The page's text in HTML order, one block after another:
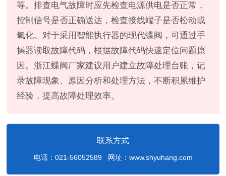
等。排查电气故障时应先检查电源供电是否正常，
控制信号是否正确送达，检查接线端子是否松动或
氧化。对于采用智能执行器的现代蝶阀，可通过手
操器读取故障代码，根据故障代码快速定位问题原
因。浙江蝶阀厂家建议用户建立故障处理台账，记
录故障现象、原因分析和处理方法，不断积累维护
经验，提高故障处理效率。
联系方式
电话：021-56052589 网址：www.shyuhang.com